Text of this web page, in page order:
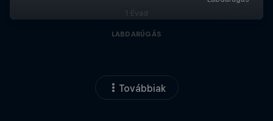
1 Évad
LABDARÚGÁS
Továbbiak